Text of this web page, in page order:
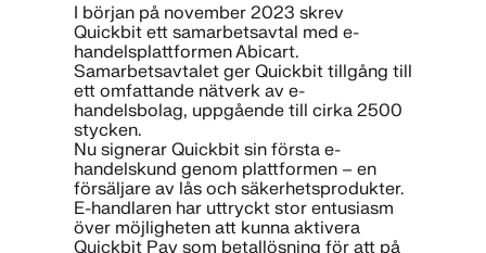
I början på november 2023 skrev
Quickbit ett samarbetsavtal med e-
handelsplattformen Abicart.
Samarbetsavtalet ger Quickbit tillgång till
ett omfattande nätverk av e-
handelsbolag, uppgående till cirka 2500
stycken.
Nu signerar Quickbit sin första e-
handelskund genom plattformen – en
försäljare av lås och säkerhetsprodukter.
E-handlaren har uttryckt stor entusiasm
över möjligheten att kunna aktivera
Quickbit Pay som betallösning för att på